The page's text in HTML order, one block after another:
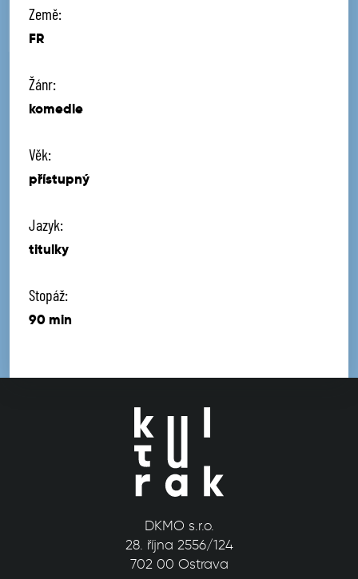
Země:
FR
Žánr:
komedie
Věk:
přístupný
Jazyk:
titulky
Stopáž:
90 min
DKMO s.r.o.
28. října 2556/124
702 00 Ostrava